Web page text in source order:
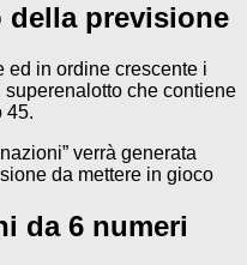
della previsione
ed in ordine crescente i
che contiene
45.
verrà generata
da mettere in gioco
da 6 numeri